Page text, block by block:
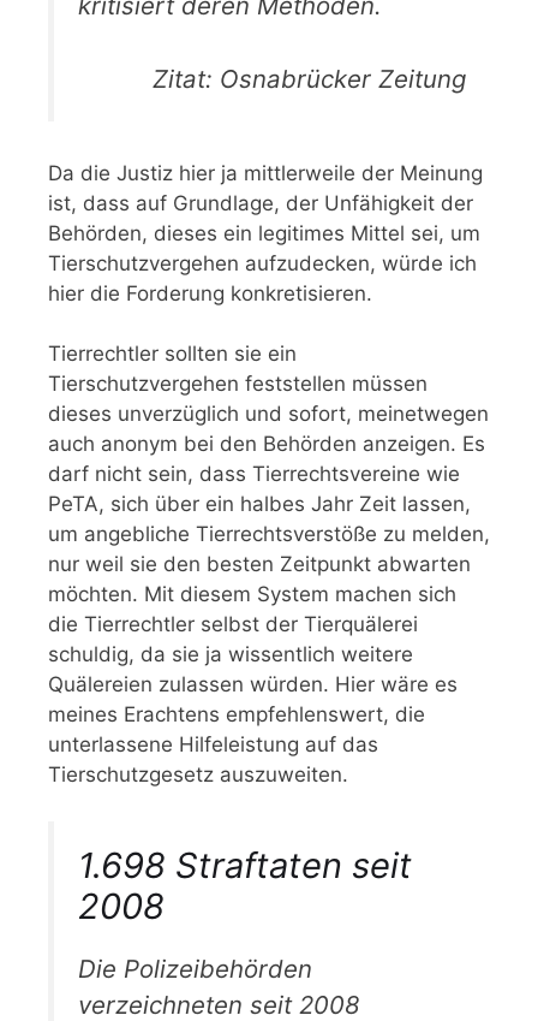
Zitat: Osnabrücker Zeitung
Da die Justiz hier ja mittlerweile der Meinung
ist, dass auf Grundlage, der Unfähigkeit der
Behörden, dieses ein legitimes Mittel sei, um
Tierschutzvergehen aufzudecken, würde ich
hier die Forderung konkretisieren.
Tierrechtler sollten sie ein
Tierschutzvergehen feststellen müssen
dieses unverzüglich und sofort, meinetwegen
auch anonym bei den Behörden anzeigen. Es
darf nicht sein, dass Tierrechtsvereine wie
PeTA, sich über ein halbes Jahr Zeit lassen,
um angebliche Tierrechtsverstöße zu melden,
nur weil sie den besten Zeitpunkt abwarten
möchten. Mit diesem System machen sich
die Tierrechtler selbst der Tierquälerei
schuldig, da sie ja wissentlich weitere
Quälereien zulassen würden. Hier wäre es
meines Erachtens empfehlenswert, die
unterlassene Hilfeleistung auf das
Tierschutzgesetz auszuweiten.
1.698 Straftaten seit
2008
Die Polizeibehörden
verzeichneten seit 2008